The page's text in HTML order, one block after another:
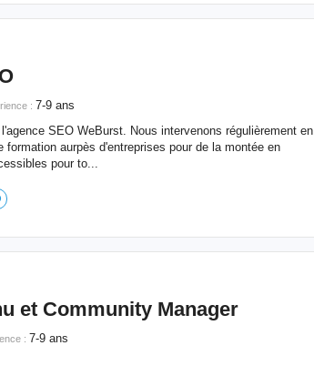
: 7-9 ans
SEO WeBurst. Nous intervenons régulièrement en
aurpès d'entreprises pour de la montée en
pour to...
et Community Manager
: 7-9 ans